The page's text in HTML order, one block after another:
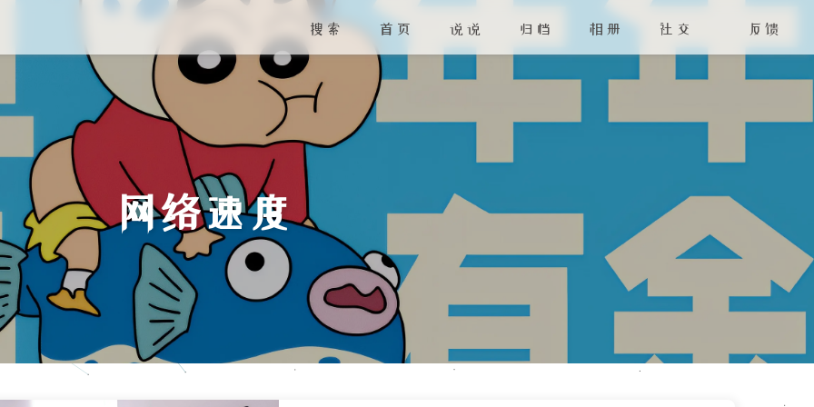
搜索 首页 说说 归档 相册 社交 反馈
网络速度